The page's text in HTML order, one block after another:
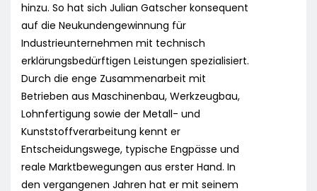
hinzu. So hat sich Julian Gatscher konsequent
auf die Neukundengewinnung für
Industrieunternehmen mit technisch
erklärungsbedürftigen Leistungen spezialisiert.
Durch die enge Zusammenarbeit mit
Betrieben aus Maschinenbau, Werkzeugbau,
Lohnfertigung sowie der Metall- und
Kunststoffverarbeitung kennt er
Entscheidungswege, typische Engpässe und
reale Marktbewegungen aus erster Hand. In
den vergangenen Jahren hat er mit seinem